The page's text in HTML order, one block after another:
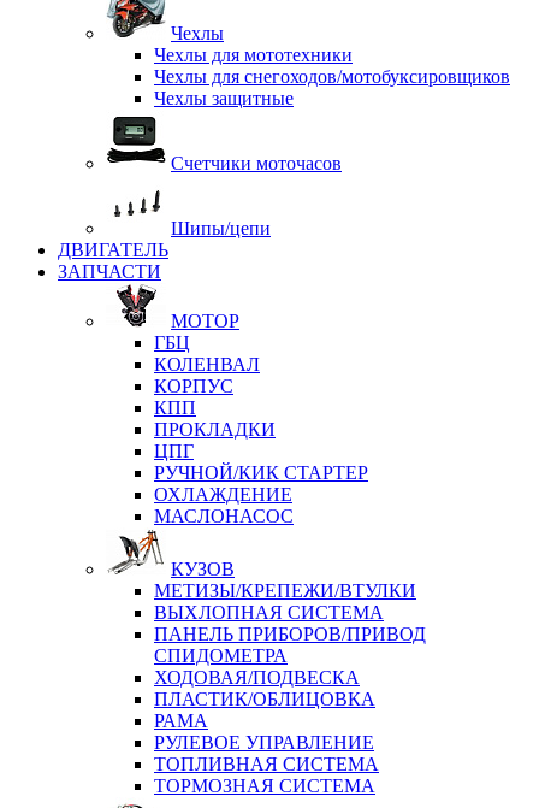
Чехлы
Чехлы для мототехники
Чехлы для снегоходов/мотобуксировщиков
Чехлы защитные
Счетчики моточасов
Шипы/цепи
ДВИГАТЕЛЬ
ЗАПЧАСТИ
МОТОР
ГБЦ
КОЛЕНВАЛ
КОРПУС
КПП
ПРОКЛАДКИ
ЦПГ
РУЧНОЙ/КИК СТАРТЕР
ОХЛАЖДЕНИЕ
МАСЛОНАСОС
КУЗОВ
МЕТИЗЫ/КРЕПЕЖИ/ВТУЛКИ
ВЫХЛОПНАЯ СИСТЕМА
ПАНЕЛЬ ПРИБОРОВ/ПРИВОД
СПИДОМЕТРА
ХОДОВАЯ/ПОДВЕСКА
ПЛАСТИК/ОБЛИЦОВКА
РАМА
РУЛЕВОЕ УПРАВЛЕНИЕ
ТОПЛИВНАЯ СИСТЕМА
ТОРМОЗНАЯ СИСТЕМА